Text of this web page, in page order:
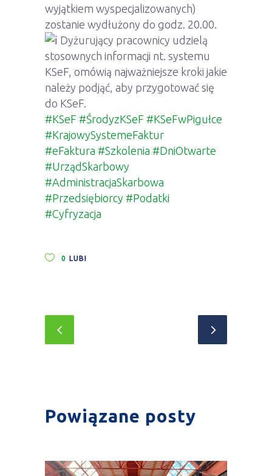
wyjątkiem wyspecjalizowanych)
zostanie wydłużony do godz. 20.00.
Dyżurujący pracownicy udzielą
stosownych informacji nt. systemu
KSeF, omówią najważniejsze kroki jakie
należy podjąć, aby przygotować się
do KSeF.
#KSeF #ŚrodyzKSeF #KSeFwPigułce
#KrajowySystemeFaktur
#eFaktura #Szkolenia #DniOtwarte
#UrządSkarbowy
#AdministracjaSkarbowa
#Przedsiębiorcy #Podatki
#Cyfryzacja
0 LUBI
Powiązane posty